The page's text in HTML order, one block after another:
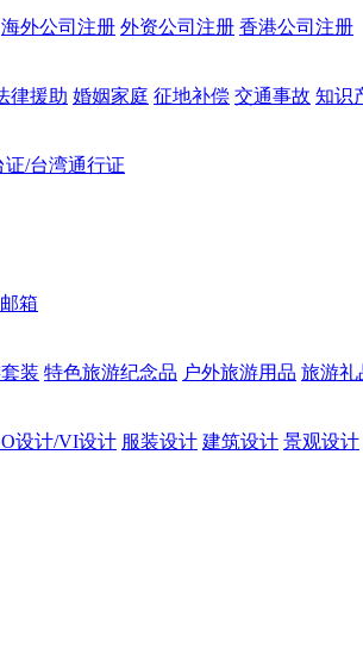
海外公司注册 外资公司注册 香港公司注册
律援助 婚姻家庭 征地补偿 交通事故 知识
证/台湾通行证
箱
装 特色旅游纪念品 户外旅游用品 旅游礼
设计/VI设计 服装设计 建筑设计 景观设计